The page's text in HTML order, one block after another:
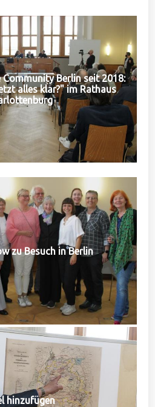
Berlin seit 2018:
alles klar?" im Rathaus
zu Besuch in Berlin
hinzufügen